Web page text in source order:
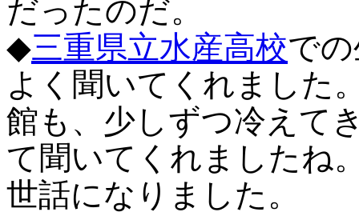
だったのだ。
◆三重県立水産高校で
よく聞いてくれました
館も、少しずつ冷えて
て聞いてくれましたね
世話になりました。